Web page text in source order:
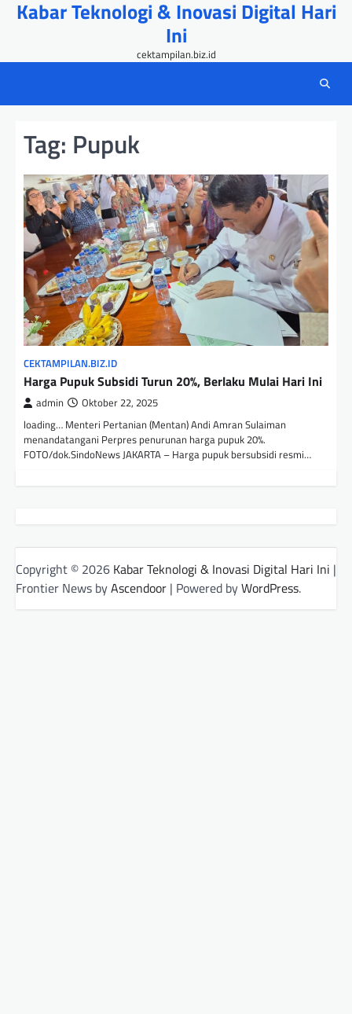
SkipKabar Teknologi & Inovasi Digital Hari
Ini
cektampilan.biz.id
Tag: Pupuk
CEKTAMPILAN.BIZ.ID
Harga Pupuk Subsidi Turun 20%, Berlaku Mulai Hari Ini
admin Oktober 22, 2025
loading… Menteri Pertanian (Mentan) Andi Amran Sulaiman
menandatangani Perpres penurunan harga pupuk 20%.
FOTO/dok.SindoNews JAKARTA – Harga pupuk bersubsidi resmi…
Copyright © 2026 Kabar Teknologi & Inovasi Digital Hari Ini |
Frontier News byAscendoor | Powered byWordPress.